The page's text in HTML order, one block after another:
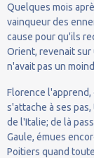
Quelques mois
vainqueur des
cause pour qu'ils
Orient, revenait sur
n'avait pas un
Florence
s'attache à ses
de l'Italie; de là
Gaule, émues
Poitiers quand